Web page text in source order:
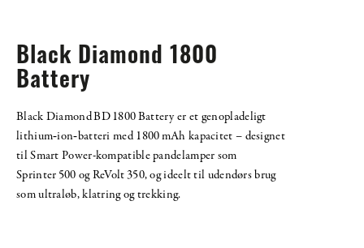
Black Diamond 1800
Battery
Black Diamond BD 1800 Battery er et genopladeligt
lithium‑ion‑batteri med 1800 mAh kapacitet – designet
til Smart Power-kompatible pandelamper som
Sprinter 500 og ReVolt 350, og ideelt til udendørs brug
som ultraløb, klatring og trekking.